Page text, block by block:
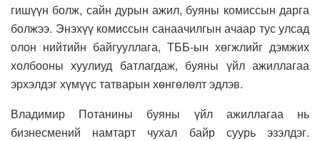
гишүүн болж, сайн дурын ажил, буяны комиссын дарга
болжээ. Энэхүү комиссын санаачилгын ачаар тус улсад
олон нийтийн байгууллага, ТББ-ын хөгжлийг дэмжих
холбооны хуулиуд батлагдаж, буяны үйл ажиллагаа
эрхэлдэг хүмүүс татварын хөнгөлөлт эдлэв.
Владимир Потанины буяны үйл ажиллагаа нь
бизнесмений намтарт чухал байр суурь эзэлдэг.